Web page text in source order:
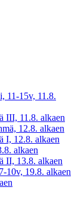
11-15v, 11.8.
III, 11.8. alkaen
12.8. alkaen
I, 12.8. alkaen
alkaen
II, 13.8. alkaen
10v, 19.8. alkaen